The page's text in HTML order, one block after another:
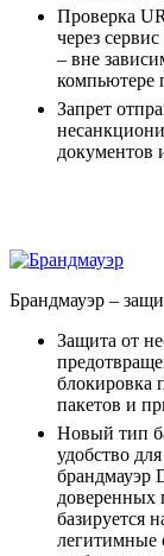
Проверка
через
– вне
компьютере
Запрет
документов
Брандмауэр –
Защита от
блокировка
пакетов и
Новый тип
удобство
брандмауэр
доверенных
базируется
легитимные